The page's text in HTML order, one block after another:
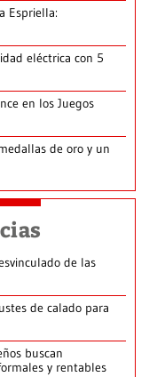
Espriella:
eléctrica con 5
en los Juegos
de oro y un
de las
de calado para
buscan
y rentables